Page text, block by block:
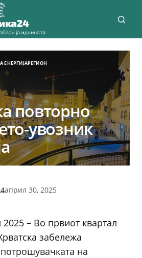
ЕНЕРГИЈАРЕГИОН
повторно
увозник
април 30, 2025
2025 – Во првиот квартал
забележа
на